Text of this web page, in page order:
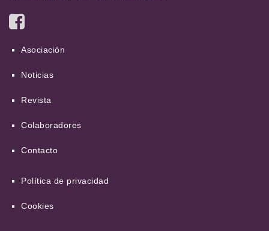
Asociación
Noticias
Revista
Colaboradores
Contacto
Política de privacidad
Cookies